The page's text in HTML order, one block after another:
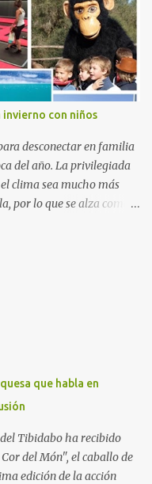
Pediátrica del
del grupo de Investigación
Adolescencia del Vall
Anna Saló, psicóloga
Vall d’Hebron y del grupo
en la Infancia y la
y directora de
Imágenes cortesía de
con niños
desconectar en familia
del año. La privilegiada
clima sea mucho más
por lo que se alza como
desde
del Mediterráneo
El recorrido por el
que habla en
Tibidabo ha recibido
del Món", el caballo de
edición de la acción